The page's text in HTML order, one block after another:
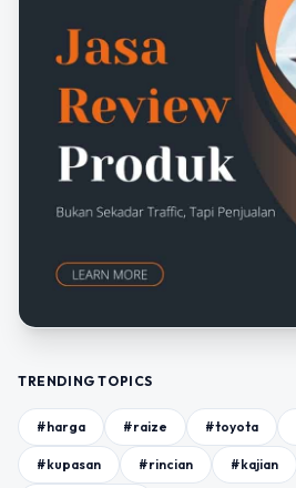
TRENDING TOPICS
#harga #raize #toyota
#kupasan #rincian #kajian